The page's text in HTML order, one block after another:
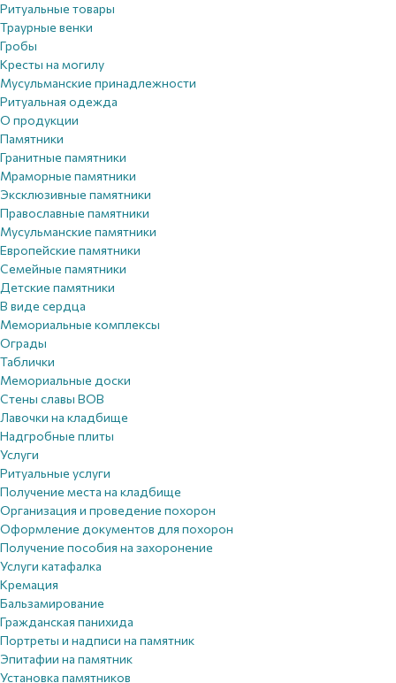
Ритуальные товары
Траурные венки
Гробы
Кресты на могилу
Мусульманские принадлежности
Ритуальная одежда
О продукции
Памятники
Гранитные памятники
Мраморные памятники
Эксклюзивные памятники
Православные памятники
Мусульманские памятники
Европейские памятники
Семейные памятники
Детские памятники
В виде сердца
Мемориальные комплексы
Ограды
Таблички
Мемориальные доски
Стены славы ВОВ
Лавочки на кладбище
Надгробные плиты
Услуги
Ритуальные услуги
Получение места на кладбище
Организация и проведение похорон
Оформление документов для похорон
Получение пособия на захоронение
Услуги катафалка
Кремация
Бальзамирование
Гражданская панихида
Портреты и надписи на памятник
Эпитафии на памятник
Установка памятников